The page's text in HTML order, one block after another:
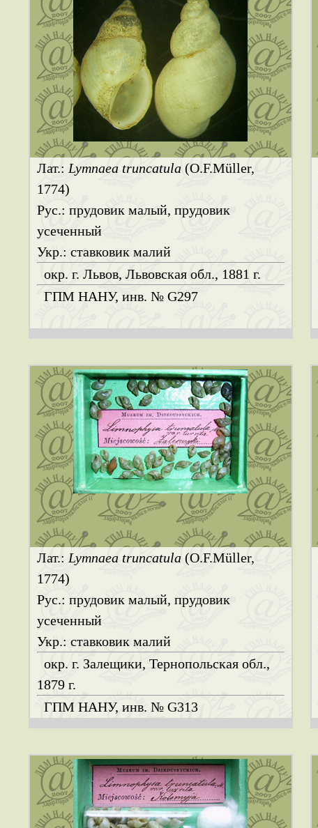
Лат.: Lymnaea truncatula(O.F.Müller,
1774)
Рус.: прудовик малый, прудовик
усеченный
Укр.: ставковик малий
окр. г. Львов, Львовская обл., 1881 г.
ГПМ НАНУ, инв. № G297
Лат.: Lymnaea truncatula(O.F.Müller,
1774)
Рус.: прудовик малый, прудовик
усеченный
Укр.: ставковик малий
окр. г. Залещики, Тернопольская обл.,
1879 г.
ГПМ НАНУ, инв. № G313